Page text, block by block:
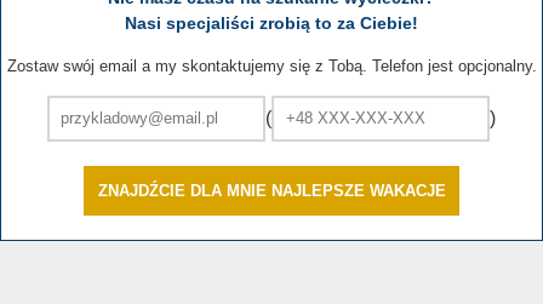
Nasi specjaliści zrobią to za Ciebie!
Zostaw swój email a my skontaktujemy się z Tobą. Telefon jest opcjonalny.
( )
ZNAJDŹCIE DLA MNIE NAJLEPSZE WAKACJE